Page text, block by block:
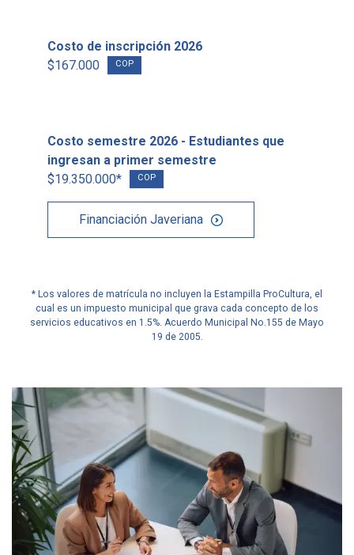
Costo de inscripción 2026
$167.000
COP
Costo semestre 2026 - Estudiantes que
ingresan a primer semestre
$19.350.000*
COP
Financiación Javeriana
* Los valores de matrícula no incluyen la Estampilla ProCultura, el
cual es un impuesto municipal que grava cada concepto de los
servicios educativos en 1.5%. Acuerdo Municipal No.155 de Mayo
19 de 2005.